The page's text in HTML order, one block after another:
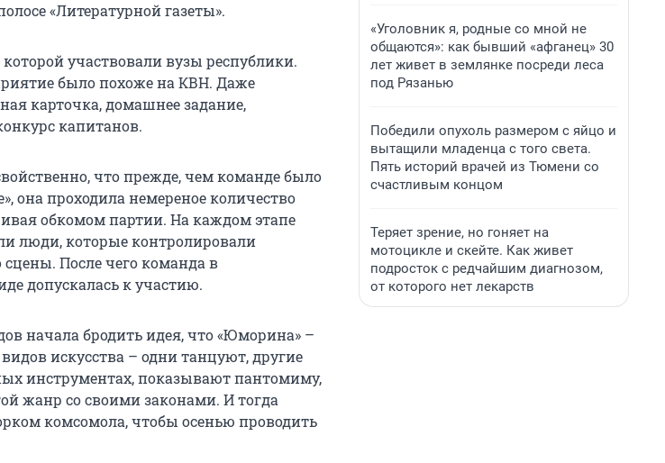
«Литературной газеты».
участвовали вузы республики.
было похоже на КВН. Даже
карточка, домашнее задание,
капитанов.
что прежде, чем команде было
она проходила немереное количество
обкомом партии. На каждом этапе
люди, которые контролировали
После чего команда в
допускалась к участию.
начала бродить идея, что «Юморина» –
искусства – одни танцуют, другие
инструментах, показывают пантомиму,
жанр со своими законами. И тогда
комсомола, чтобы осенью проводить
«Уголовник я, родные со мной не
общаются»: как бывший «афганец» 30
лет живет в землянке посреди леса
под Рязанью
Победили опухоль размером с яйцо и
вытащили младенца с того света.
Пять историй врачей из Тюмени со
счастливым концом
Теряет зрение, но гоняет на
мотоцикле и скейте. Как живет
подросток с редчайшим диагнозом,
от которого нет лекарств